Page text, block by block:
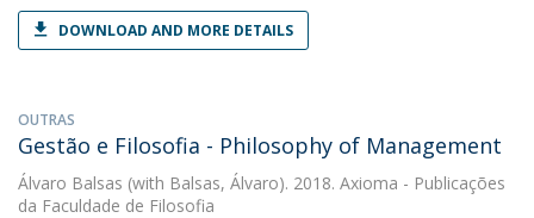
DOWNLOAD AND MORE DETAILS
OUTRAS
Gestão e Filosofia - Philosophy of Management
Álvaro Balsas (with Balsas, Álvaro). 2018. Axioma - Publicações
da Faculdade de Filosofia